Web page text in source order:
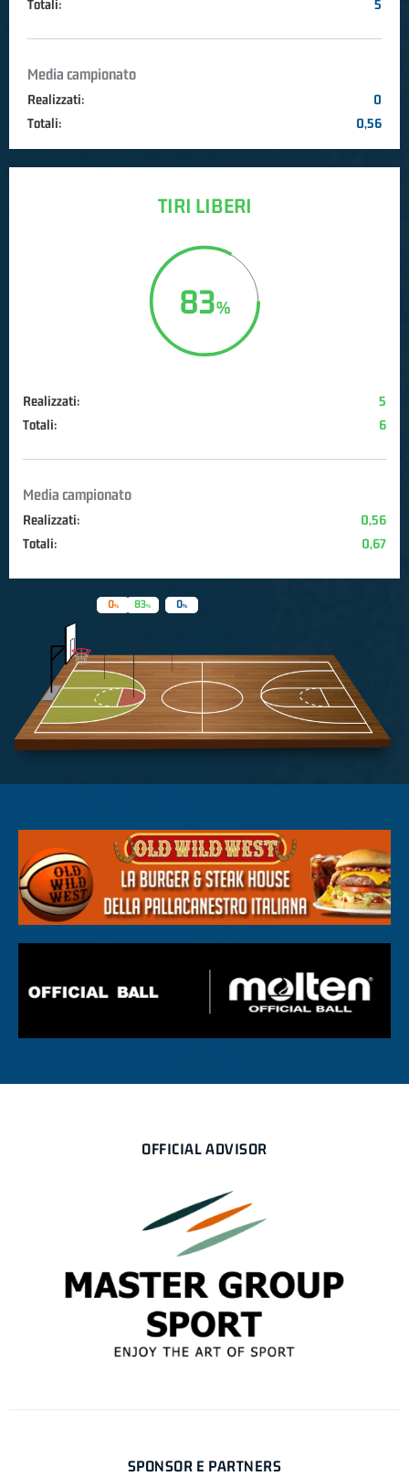
Totali: 5
Media campionato
Realizzati:
0
Totali:
0,56
TIRI LIBERI
83
Realizzati:
5
Totali:
6
Media campionato
Realizzati:
0,56
Totali:
0,67
83
0 0
OFFICIAL ADVISOR
SPONSOR E PARTNERS